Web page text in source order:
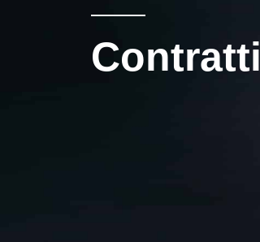
Contratti